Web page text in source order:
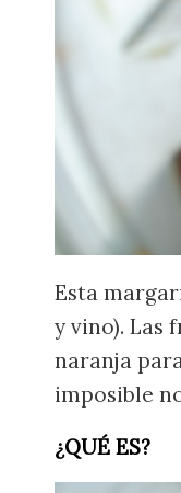
Esta
y vino). Las
naranja
imposible
¿QUÉ ES?